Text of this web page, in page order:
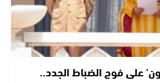
على فوج الضباط الجدد..